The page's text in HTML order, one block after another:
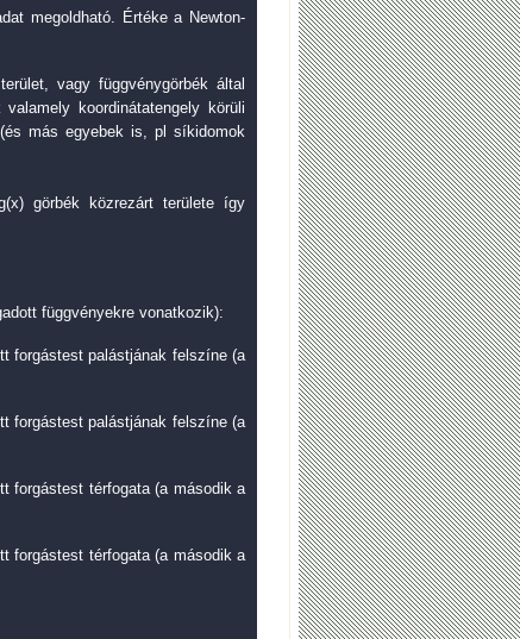
megoldható. Értéke a Newton-
vagy függvénygörbék által
koordinátatengely körüli
más egyebek is, pl síkidomok
görbék közrezárt területe így
függvényekre vonatkozik):
forgástest palástjának felszíne (a
forgástest palástjának felszíne (a
forgástest térfogata (a második a
forgástest térfogata (a második a